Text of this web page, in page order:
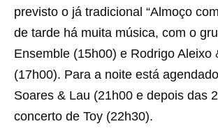
previsto o já tradicional “Almoço
de tarde há muita música, com o
Ensemble (15h00) e Rodrigo Aleixo
(17h00). Para a noite está
Soares & Lau (21h00 e depois das
concerto de Toy (22h30).